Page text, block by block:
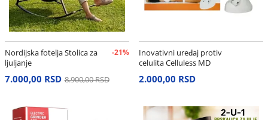
Nordijska fotelja Stolica za
ljuljanje
-21%
7.000,00 RSD 8.900,00 RSD
Inovativni uređaj protiv
celulita Celluless MD
2.000,00 RSD